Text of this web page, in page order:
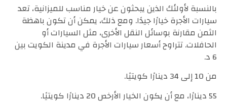
بالنسبة لأولئك الذين يبحثون عن خيار مناسب للميزانية، تعد
سيارات الأجرة خيارًا جيدًا. ومع ذلك، يمكن أن تكون باهظة
الثمن مقارنة بوسائل النقل الأخرى، مثل السيارات أو
الحافلات. تتراوح أسعار سيارات الأجرة في مدينة الكويت بين
6 د.
من 10 إلى 34 دينارًا كويتيًا.
55 دينارًا، مع أن يكون الخيار الأرخص 20 دينارًا كويتيًا.